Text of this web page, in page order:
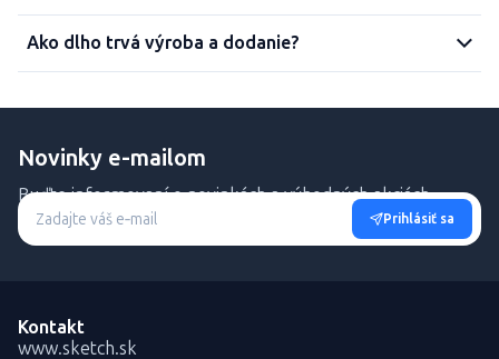
Ako dlho trvá výroba a dodanie?
Novinky e-mailom
Buďte informovaní o novinkách a výhodných akciách.
Prihlásiť sa
Kontakt
www.sketch.sk